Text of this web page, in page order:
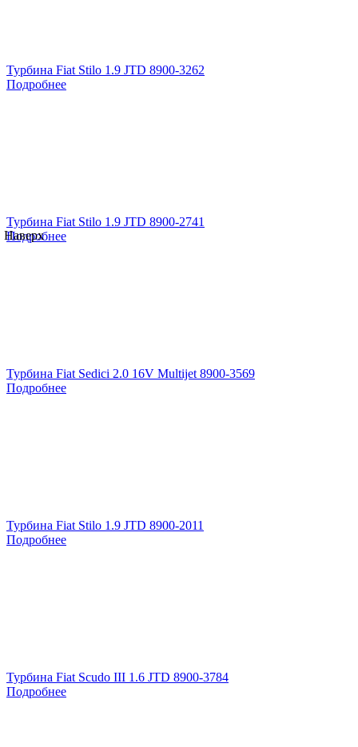
Турбина Fiat Stilo 1.9 JTD 8900-3262
Подробнее
Турбина Fiat Stilo 1.9 JTD 8900-2741
Подробнее
Турбина Fiat Sedici 2.0 16V Multijet 8900-3569
Подробнее
Турбина Fiat Stilo 1.9 JTD 8900-2011
Подробнее
Турбина Fiat Scudo III 1.6 JTD 8900-3784
Подробнее
Наверх